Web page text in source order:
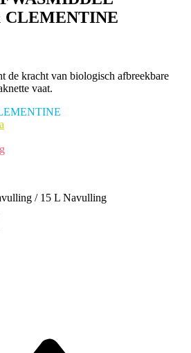
de kracht van biologisch afbreekbare
vaat.
/ 15 L Navulling